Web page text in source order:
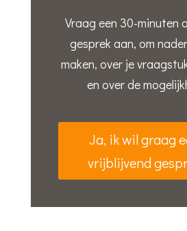
Vraag een 30-minuten
gesprek aan, om
maken, over je
en over de
Ja, ik wil graag
vrijblijvend